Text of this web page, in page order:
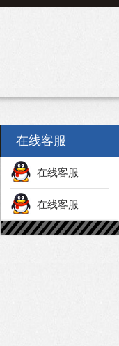
在线客服
在线客服
在线客服